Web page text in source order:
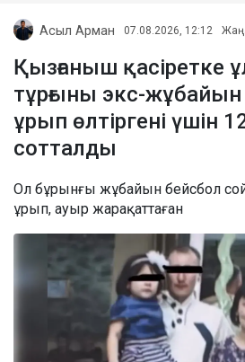
Асыл Арман 07.08.2026, 12:12
Қызғаныш қасіретке
тұрғыны экс-
ұрып өлтіргені үшін
сотталды
Ол бұрынғы жұбайын бейсбол
ұрып, ауыр жарақаттаған